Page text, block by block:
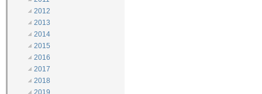
2012
2013
2014
2015
2016
2017
2018
2019